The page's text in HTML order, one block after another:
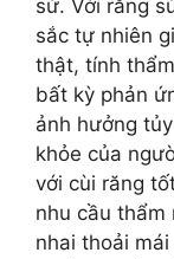
sứ. Với răng
sắc tự nhiên
thật, tính
bất kỳ phản
ảnh hưởng
khỏe của
với cùi răng
nhu cầu thẩm
nhai thoải